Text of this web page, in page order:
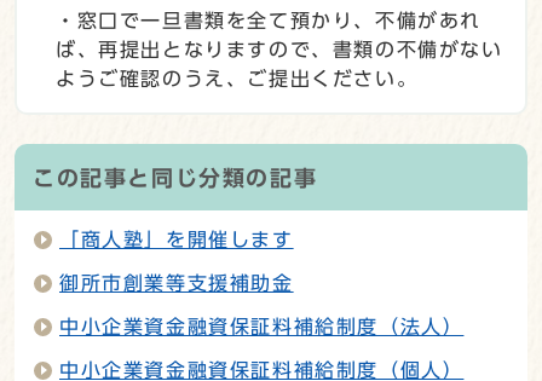
・窓口で一旦書類を全て預かり、不備があれ
ば、再提出となりますので、書類の不備がない
ようご確認のうえ、ご提出ください。
この記事と同じ分類の記事
「商人塾」を開催します
御所市創業等支援補助金
中小企業資金融資保証料補給制度（法人）
中小企業資金融資保証料補給制度（個人）